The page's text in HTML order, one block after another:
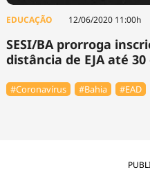
EDUCAÇÃO 12/06/2020 11:00h
SESI/BA prorroga
distância de EJA até
#Coronavírus #Bahia #EAD